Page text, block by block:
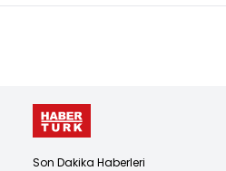
Son Dakika Haberleri